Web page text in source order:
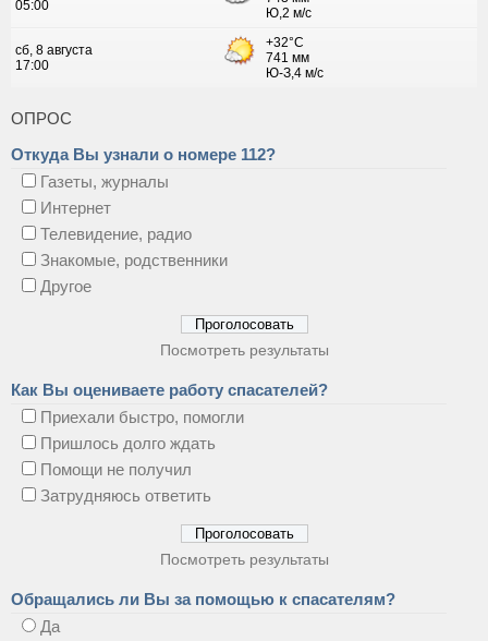
ОПРОС
Откуда Вы узнали о номере 112?
Газеты, журналы
Интернет
Телевидение, радио
Знакомые, родственники
Другое
Посмотреть результаты
Как Вы оцениваете работу спасателей?
Приехали быстро, помогли
Пришлось долго ждать
Помощи не получил
Затрудняюсь ответить
Посмотреть результаты
Обращались ли Вы за помощью к спасателям?
Да